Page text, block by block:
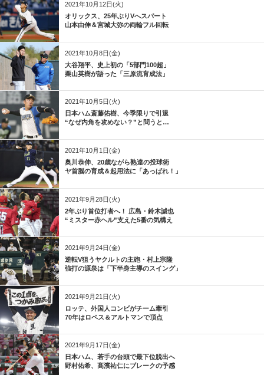
2021年10月12日(火)
オリックス、25年ぶりVへスパート
山本由伸＆宮城大弥の両輪フル回転
2021年10月8日(金)
大谷翔平、史上初の「5部門100超」
栗山英樹が語った「三原流育成法」
2021年10月5日(火)
日本ハム斎藤佑樹、今季限りで引退
“なぜ内角を攻めない？”と問うと…
2021年10月1日(金)
奥川恭伸、20歳ながら熟達の投球術
ヤ首脳の育成＆起用法に「あっぱれ！」
2021年9月28日(火)
2年ぶり首位打者へ！ 広島・鈴木誠也
“ミスター赤ヘル”支えた5番の気構え
2021年9月24日(金)
逆転V狙うヤクルトの主砲・村上宗隆
強打の源泉は「下半身主導のスイング」
2021年9月21日(火)
ロッテ、外国人コンビがチーム牽引
70年はロペス＆アルトマンで頂点
2021年9月17日(金)
日本ハム、若手の台頭で最下位脱出へ
野村佑希、髙濱祐仁にブレークの予感